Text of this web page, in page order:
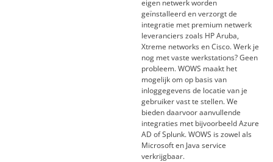
eigen netwerk worden
geïnstalleerd en verzorgt de
integratie met premium netwerk
leveranciers zoals HP Aruba,
Xtreme networks en Cisco. Werk je
nog met vaste werkstations? Geen
probleem. WOWS maakt het
mogelijk om op basis van
inloggegevens de locatie van je
gebruiker vast te stellen. We
bieden daarvoor aanvullende
integraties met bijvoorbeeld Azure
AD of Splunk.WOWS is zowel als
Microsoft en Java service
verkrijgbaar.